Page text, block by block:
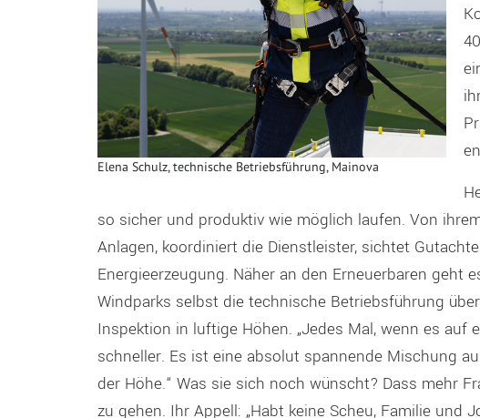
Elena Schulz, technische Betriebsführung, Mainova
so sicher und produktiv wie möglich laufen. Von
Anlagen, koordiniert die Dienstleister, sichtet
Energieerzeugung. Näher an den Erneuerbaren geht
Windparks selbst die technische Betriebsführung
Inspektion in luftige Höhen. „Jedes Mal, wenn es auf
schneller. Es ist eine absolut spannende Mischung
der Höhe.“ Was sie sich noch wünscht? Dass mehr
zu gehen. Ihr Appell: „Habt keine Scheu, Familie und